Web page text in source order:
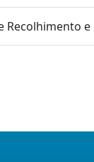
Recolhimento